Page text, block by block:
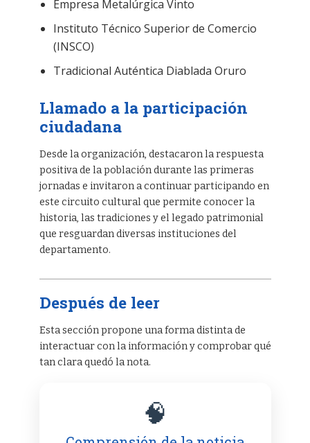
Empresa Metalúrgica Vinto
Instituto Técnico Superior de Comercio
(INSCO)
Tradicional Auténtica Diablada Oruro
Llamado a la participación
ciudadana
Desde la organización, destacaron la respuesta
positiva de la población durante las primeras
jornadas e invitaron a continuar participando en
este circuito cultural que permite conocer la
historia, las tradiciones y el legado patrimonial
que resguardan diversas instituciones del
departamento.
Después de leer
Esta sección propone una forma distinta de
interactuar con la información y comprobar qué
tan clara quedó la nota.
🧠